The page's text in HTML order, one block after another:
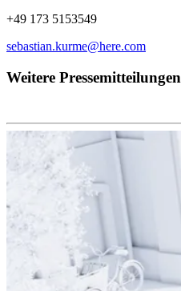
+49 173 5153549
sebastian.kurme@here.com
Weitere Pressemitteilungen